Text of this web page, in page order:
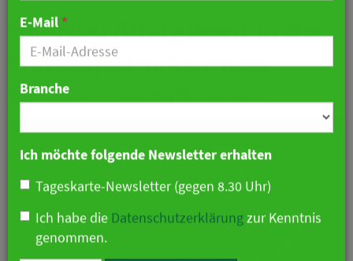
Was bei Allergikern in die
Reiseapotheke muss
10. Juni 2026 11:27 Uhr
Ich möchte folgende Newsletter erhalten
Tageskarte-Newsletter (gegen 8.30 Uhr)